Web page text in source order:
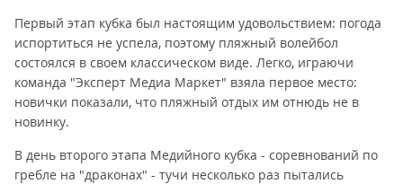
Первый этап кубка был настоящим удовольствием: погода
испортиться не успела, поэтому пляжный волейбол
состоялся в своем классическом виде. Легко, играючи
команда "Эксперт Медиа Маркет" взяла первое место:
новички показали, что пляжный отдых им отнюдь не в
новинку.
В день второго этапа Медийного кубка - соревнований по
гребле на "драконах" - тучи несколько раз пытались